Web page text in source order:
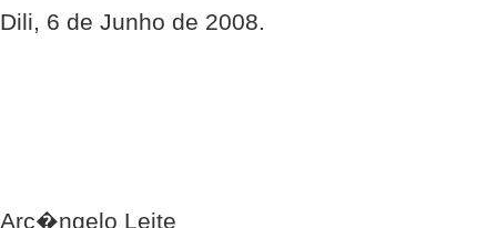
Dili, 6 de Junho de 2008.
Arc�ngelo Leite